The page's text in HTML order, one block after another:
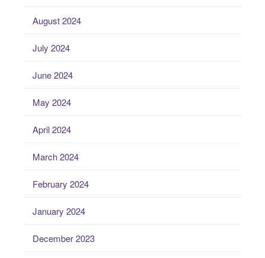
August 2024
July 2024
June 2024
May 2024
April 2024
March 2024
February 2024
January 2024
December 2023